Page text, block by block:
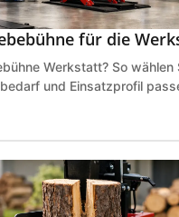
für die
Werkstatt? So wählen
und Einsatzprofil